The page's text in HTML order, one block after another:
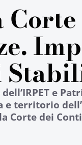
e
e territorio
Corte dei